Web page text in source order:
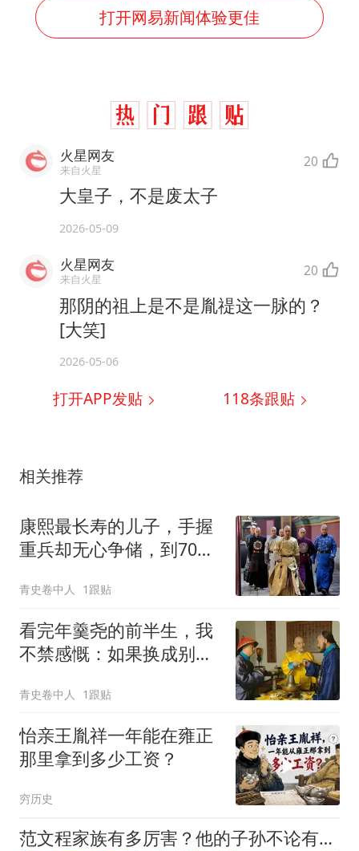
打开网易新闻体验更佳
火星网友
来自火星 20
大皇子，不是废太子
2026-05-09
火星网友
来自火星 20
那阴的祖上是不是胤禔这一脉的？
[大笑]
2026-05-06
打开APP发贴 118条跟贴
相关推荐
康熙最长寿的儿子，手握
重兵却无心争储，到70岁
青史卷中人 1跟贴
看完年羹尧的前半生，我
不禁感慨：如果换成别
青史卷中人 1跟贴
怡亲王胤祥一年能在雍正
那里拿到多少工资？
穷历史
范文程家族有多厉害？他的子孙不论有才无才，皇帝最少要给二品官